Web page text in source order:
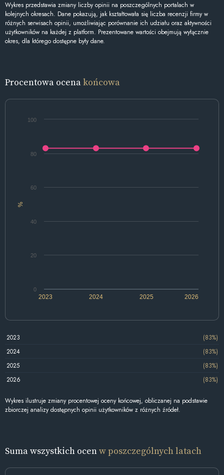
Wykres przedstawia zmiany liczby opinii na poszczególnych portalach w
kolejnych okresach. Dane pokazują, jak kształtowała się liczba recenzji firmy w
różnych serwisach opinii, umożliwiając porównanie ich udziału oraz aktywności
użytkowników na każdej z platform. Prezentowane wartości obejmują wyłącznie
okres, dla którego dostępne były dane.
Procentowa ocenakońcowa
%
2024 2026
2023 2025
0
20
40
60
80
100
2023
(83%)
2024
(83%)
2025
(83%)
2026
(83%)
Wykres ilustruje zmiany procentowej oceny końcowej, obliczanej na podstawie
zbiorczej analizy dostępnych opinii użytkowników z różnych źródeł.
Suma wszystkich ocenw poszczególnych latach